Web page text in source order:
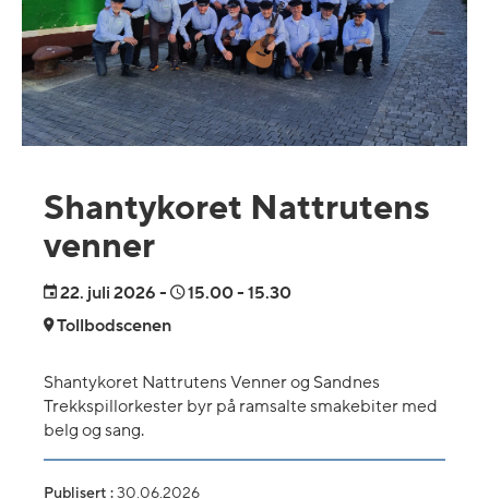
Shantykoret Nattrutens
venner
22. juli 2026 - 15.00- 15.30
Tollbodscenen
Shantykoret Nattrutens Venner og Sandnes
Trekkspillorkester byr på ramsalte smakebiter med
belg og sang.
Publisert : 30.06.2026